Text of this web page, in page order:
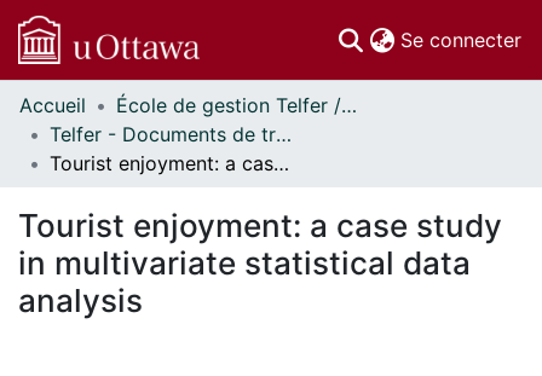
Se connecter
Communautés
et collections
Parcourir
À propos
Accueil
École de gestion Telfer // Telfer School of Management
Telfer - Documents de travail // Telfer - Working Papers
Tourist enjoyment: a case study in multivariate statistical data analysis
Tourist enjoyment: a case study
in multivariate statistical data
analysis